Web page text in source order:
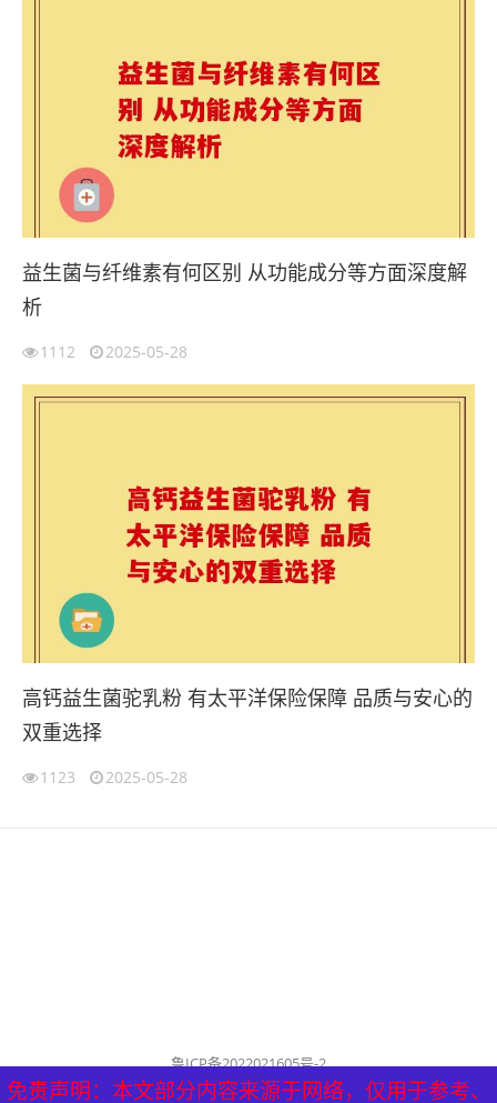
益生菌与纤维素有何区别 从功能成分等方面深度解
析
1112 2025-05-28
高钙益生菌驼乳粉 有太平洋保险保障 品质与安心的
双重选择
1123 2025-05-28
免责声明：本文部分内容来源于网络，仅用于参考、
鲁ICP备2022021605号-2
公司名称：历城泰山健康管理中心
免责声明：本文部分内容来源于网络，仅用于参考、